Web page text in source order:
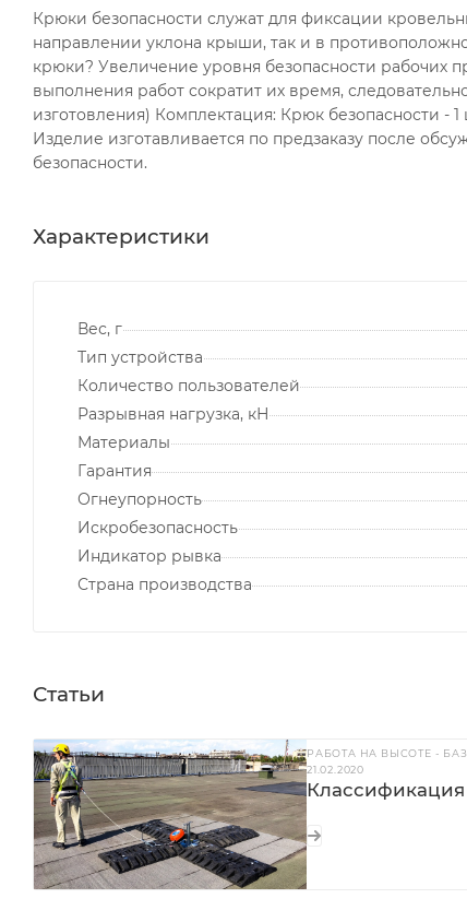
Крюки безопасности служат для фиксации
направлении уклона крыши, так и в
крюки? Увеличение уровня безопасности рабочих
выполнения работ сократит их время,
изготовления) Комплектация: Крюк безопасности -
Изделие изготавливается по предзаказу после
безопасности.
Характеристики
Вес, г
Тип устройства
Количество пользователей
Разрывная нагрузка, кН
Материалы
Гарантия
Огнеупорность
Искробезопасность
Индикатор рывка
Страна производства
Статьи
РАБОТА НА ВЫСОТЕ -
21.02.2020